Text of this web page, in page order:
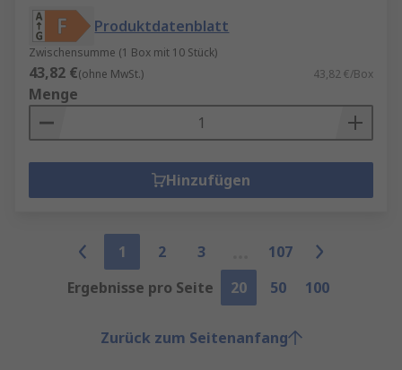
Produktdatenblatt
Zwischensumme (1 Box mit 10 Stück)
43,82 €(ohne MwSt.) 43,82 €/Box
Menge
Hinzufügen
1 2 3
107
Ergebnisse pro Seite
20 50 100
Zurück zum Seitenanfang